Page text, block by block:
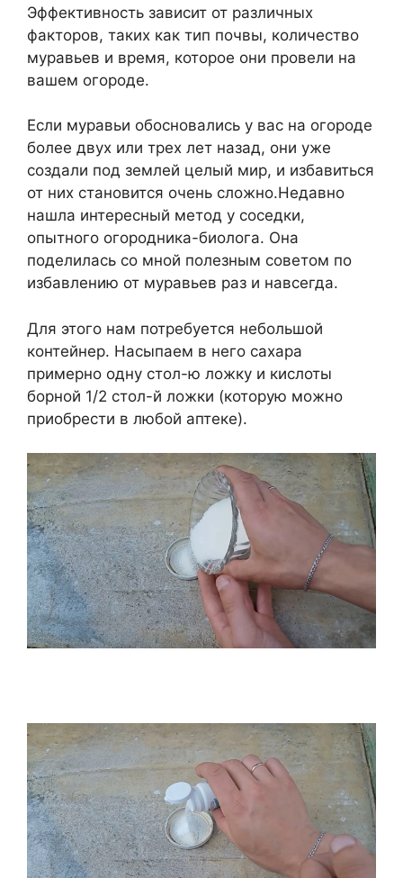
Эффективность зависит от различных
факторов, таких как тип почвы, количество
муравьев и время, которое они провели на
вашем огороде.
Если муравьи обосновались у вас на огороде
более двух или трех лет назад, они уже
создали под землей целый мир, и избавиться
от них становится очень сложно.Недавно
нашла интересный метод у соседки,
опытного огородника-биолога. Она
поделилась со мной полезным советом по
избавлению от муравьев раз и навсегда.
Для этого нам потребуется небольшой
контейнер. Насыпаем в него сахара
примерно одну стол-ю ложку и кислоты
борной 1/2 стол-й ложки (которую можно
приобрести в любой аптеке).